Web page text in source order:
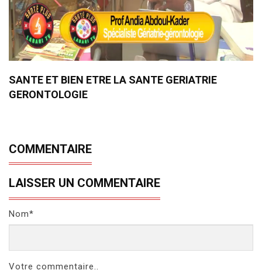
SANTE ET BIEN ETRE LA SANTE GERIATRIE
GERONTOLOGIE
COMMENTAIRE
LAISSER UN COMMENTAIRE
Nom*
Votre commentaire..